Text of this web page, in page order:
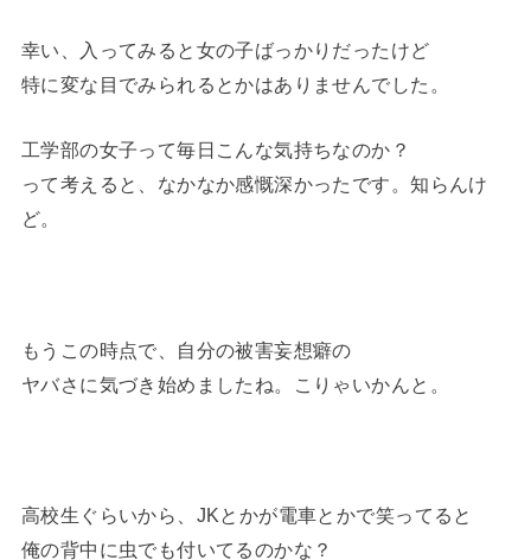
幸い、入ってみると女の子ばっかりだったけど
特に変な目でみられるとかはありませんでした。
工学部の女子って毎日こんな気持ちなのか？
って考えると、なかなか感慨深かったです。知らんけ
ど。
もうこの時点で、自分の被害妄想癖の
ヤバさに気づき始めましたね。こりゃいかんと。
高校生ぐらいから、JKとかが電車とかで笑ってると
俺の背中に虫でも付いてるのかな？